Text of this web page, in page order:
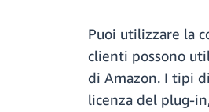
Puoi utilizzare la
clienti possono
di Amazon. I tipi
licenza del plug-